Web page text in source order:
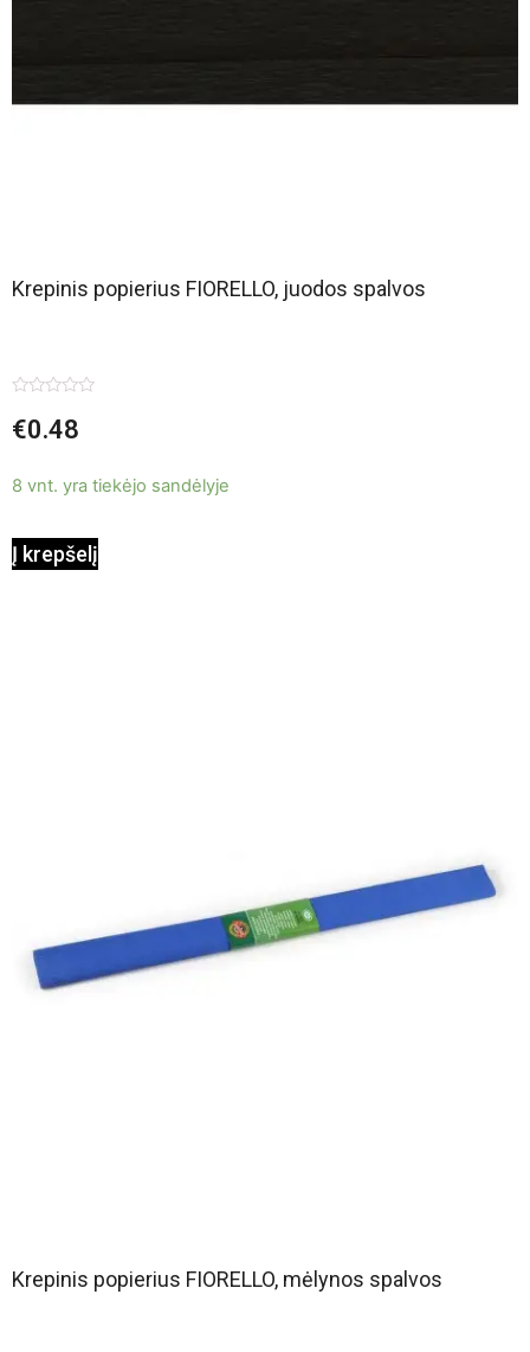
Krepinis popierius FIORELLO, juodos spalvos
0
iš
€0.48
8 vnt. yra tiekėjo sandėlyje
Į krepšelį
Krepinis popierius FIORELLO, mėlynos spalvos